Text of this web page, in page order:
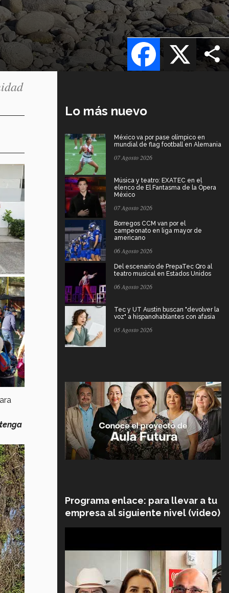
X
Facebook
Lo más nuevo
México va por pase olímpico en
mundial de flag football en Alemania
07 Agosto 2026
Música y teatro: EXATEC en el
elenco de El Fantasma de la Ópera
México
07 Agosto 2026
Borregos CCM van por el
campeonato en liga mayor de
americano
06 Agosto 2026
Del escenario de PrepaTec Qro al
teatro musical en Estados Unidos
06 Agosto 2026
Tec y UT Austin buscan "devolver la
voz" a hispanohablantes con afasia
05 Agosto 2026
Programa enlace: para llevar a tu
empresa al siguiente nivel (video)